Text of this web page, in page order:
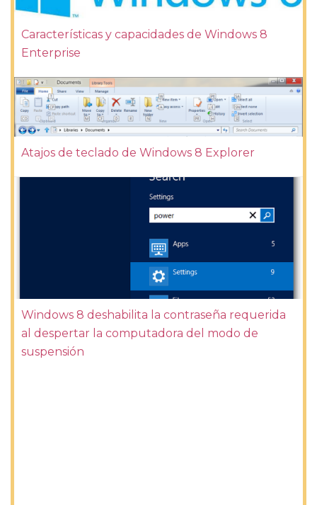
Características y capacidades de Windows 8
Enterprise
Atajos de teclado de Windows 8 Explorer
Windows 8 deshabilita la contraseña requerida
al despertar la computadora del modo de
suspensión